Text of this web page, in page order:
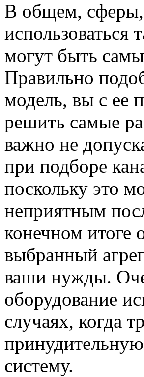
В общем,
использоваться
могут быть
Правильно
модель, вы с ее
решить самые
важно не
при подборе
поскольку это
неприятным
конечном итоге
выбранный
ваши нужды.
оборудование
случаях, когда
систему.